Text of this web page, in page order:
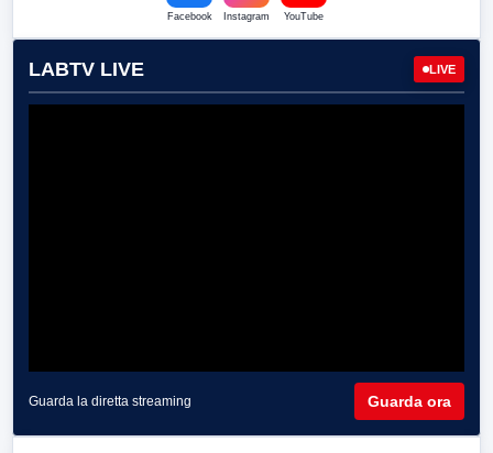
Facebook Instagram YouTube
LABTV LIVE LIVE
Guarda la diretta streaming Guarda ora